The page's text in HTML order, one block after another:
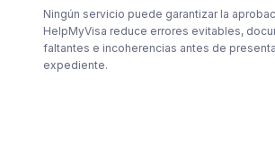
Ningún servicio puede garantizar la
HelpMyVisa reduce errores evitables,
faltantes e incoherencias antes de
expediente.